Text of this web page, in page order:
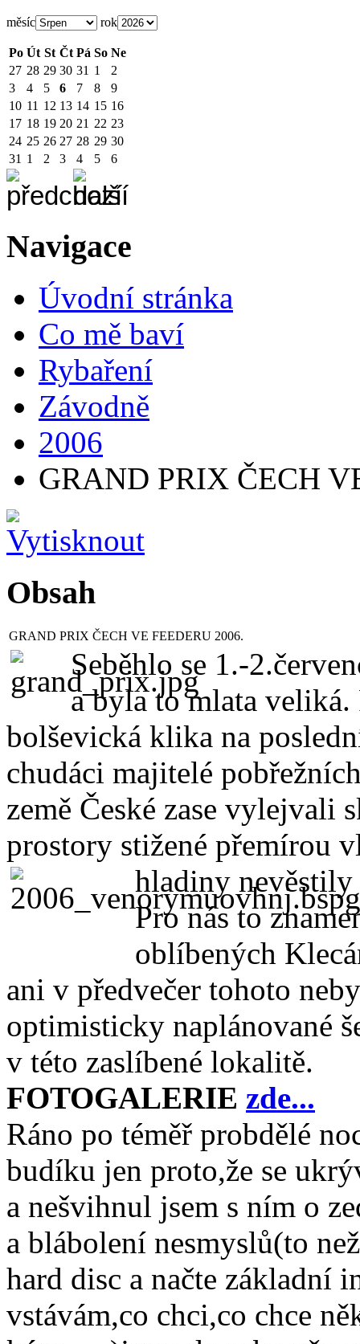
měsíc rok
Po Út St Čt Pá So Ne
27 28 29 30 31 1
2
3
4 5 6 7 8
9
10 11 12 13 14 15 16
17 18 19 20 21 22 23
24 25 26 27 28 29 30
31 1 2 3 4 5 6
Navigace
Úvodní stránka
Co mě baví
Rybaření
Závodně
2006
GRAND PRIX ČECH
Obsah
GRAND PRIX ČECH VE FEEDERU 2006.
Seběhlo se 1.-
a byla to mlata
bolševická klika na
chudáci majitelé
země České zase vylejvali
prostory stižené přemírou
hladiny
Pro nás to
oblíbených
ani v předvečer tohoto
optimisticky naplánované
v této zaslíbené lokalitě.
FOTOGALERIE zde...
Ráno po téměř probdělé
budíku jen proto,že se
a nešvihnul jsem s ním o
a blábolení nesmyslů(to
hard disc a načte základní
vstávám,co chci,co chce